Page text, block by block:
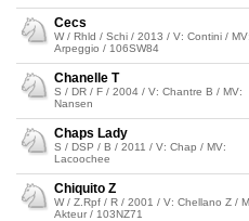
Cecs
W / Rhld / Schi / 2013 / V: Contini / MV:
Arpeggio / 106SW84
Chanelle T
S / DR / F / 2004 / V: Chantre B / MV:
Nansen
Chaps Lady
S / DSP / B / 2011 / V: Chap / MV:
Lacoochee
Chiquito Z
W / Z.Rpf / R / 2001 / V: Chellano Z /
Akteur / 103NZ71